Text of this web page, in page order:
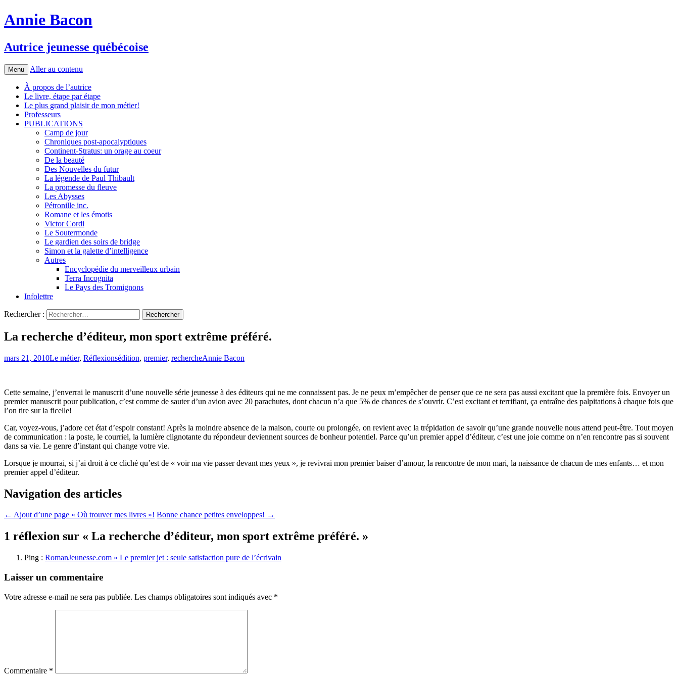
Annie Bacon
Autrice jeunesse québécoise
Menu Aller au contenu
À propos de l’autrice
Le livre, étape par étape
Le plus grand plaisir de mon métier!
Professeurs
PUBLICATIONS
Camp de jour
Chroniques post-apocalyptiques
Continent-Stratus: un orage au coeur
De la beauté
Des Nouvelles du futur
La légende de Paul Thibault
La promesse du fleuve
Les Abysses
Pétronille inc.
Romane et les émotis
Victor Cordi
Le Soutermonde
Le gardien des soirs de bridge
Simon et la galette d’intelligence
Autres
Encyclopédie du merveilleux urbain
Terra Incognita
Le Pays des Tromignons
Infolettre
Rechercher :
La recherche d’éditeur, mon sport extrême préféré.
mars 21, 2010Le métier, Réflexionsédition, premier, rechercheAnnie Bacon
Cette semaine, j’enverrai le manuscrit d’une nouvelle série jeunesse à des éditeurs qui ne me connaissent pas. Je ne peux m’empêcher de penser que ce ne sera pas aussi excitant que la première fois. Envoyer un
premier manuscrit pour publication, c’est comme de sauter d’un avion avec 20 parachutes, dont chacun n’a que 5% de chances de s’ouvrir. C’est excitant et terrifiant, ça entraîne des palpitations à chaque fois que
l’on tire sur la ficelle!
Car, voyez-vous, j’adore cet état d’espoir constant! Après la moindre absence de la maison, courte ou prolongée, on revient avec la trépidation de savoir qu’une grande nouvelle nous attend peut-être. Tout moyen
de communication : la poste, le courriel, la lumière clignotante du répondeur deviennent sources de bonheur potentiel. Parce qu’un premier appel d’éditeur, c’est une joie comme on n’en rencontre pas si souvent
dans sa vie. Le genre d’instant qui change votre vie.
Lorsque je mourrai, si j’ai droit à ce cliché qu’est de « voir ma vie passer devant mes yeux », je revivrai mon premier baiser d’amour, la rencontre de mon mari, la naissance de chacun de mes enfants… et mon
premier appel d’éditeur.
Navigation des articles
← Ajout d’une page « Où trouver mes livres »! Bonne chance petites enveloppes! →
1 réflexion sur « La recherche d’éditeur, mon sport extrême préféré. »
Ping : RomanJeunesse.com » Le premier jet : seule satisfaction pure de l’écrivain
Laisser un commentaire
Votre adresse e-mail ne sera pas publiée. Les champs obligatoires sont indiqués avec *
Commentaire *